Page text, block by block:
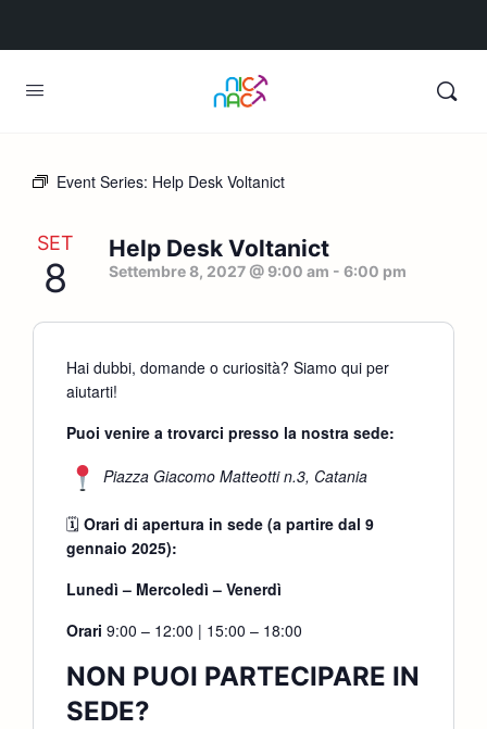
Event Series: Help Desk Voltanict
SET
8
Help Desk Voltanict
Settembre 8, 2027 @ 9:00 am - 6:00 pm
Hai dubbi, domande o curiosità? Siamo qui per
aiutarti!
Puoi venire a trovarci presso la nostra sede:
Piazza Giacomo Matteotti n.3, Catania
🗓 Orari di apertura in sede (a partire dal 9
gennaio 2025):
Lunedì – Mercoledì – Venerdì
Orari 9:00 – 12:00 | 15:00 – 18:00
NON PUOI PARTECIPARE IN
SEDE?